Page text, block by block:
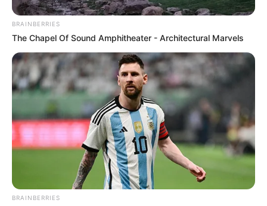
αυτό το ολίσθημα. Είμαι σίγουρος ότι σε έπεισαν πως
ΕΊΝΑΙ! Είναι το πιο επικίνδυνο πράγμα που έχω ζήσει στη
ζωή μου!Είναι μια στροφή που αν την πάρουμε θα
βρεθούμε στο μεγαλύτερο γκρεμό της γενιάς μας! Είμαι
σίγουρος πως δεν θες να σε θυμούνται ως εκείνον που
ξεκίνησε το διαχωρισμό σε πολίτες Α και Β κατηγορίας!
Η τελευταία φορά που έγινε αυτό ήταν όταν κάποιοι
φόρεσαν ένα “αστέρι” στο μπράτσο κάποιων άλλων για
να ξεχωρίζουν το “καθαρό” απ το “βρώμικο” αίμα… Ήταν η
αρχή μιας γενοκτονίας.
Η αρχή ενός παγκόσμιου πολέμου. Αυτό ζούμε και τώρα…
BRAINBERRIES
The Chapel Of Sound Amphitheater - Architectural Marvels
BRAINBERRIES